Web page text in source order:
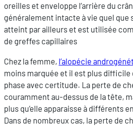
oreilles et enveloppe l’arrière du
généralement intacte à vie quel que
atteint par ailleurs et est utilisée
de greffes capillaires
Chez la femme, l’alopécie
moins marquée et il est plus difficile
phase avec certitude. La perte de
couramment au-dessus de la tête,
plus qu’elle apparaisse à différents
Dans de nombreux cas, la perte de